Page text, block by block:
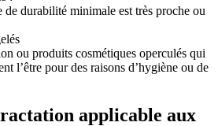
de durabilité minimale est très proche ou
ou produits cosmétiques operculés qui
l’être pour des raisons d’hygiène ou de
applicable aux